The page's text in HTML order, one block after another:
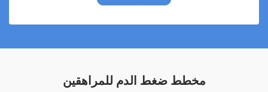
مخطط ضغط الدم للمراهقين